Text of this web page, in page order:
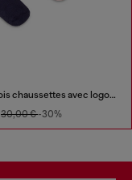
Lot de trois chaussettes avec logo Diesel
30,00 €-30%